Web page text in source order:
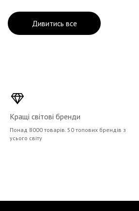
Дивитись все
Кращі світові бренди
Понад 8000 товарів. 50 топових брендів з
усього світу